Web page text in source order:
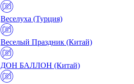
Веселуха (Турция)
Веселый Праздник (Китай)
ДОН БАЛЛОН (Китай)